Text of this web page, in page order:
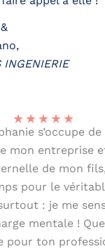
INGENIERIE
★★★★★
s’occupe de
mon entreprise
de mon fils,
pour le
: je me
mentale !
pour ton